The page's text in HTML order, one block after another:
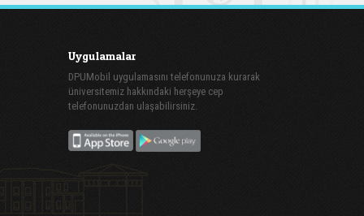
Uygulamalar
DPUMobil uygulamasını telefonunuza kurarak
üniversitemiz hakkındaki herşeye cep
telefonunuzdan ulaşabilirsiniz.